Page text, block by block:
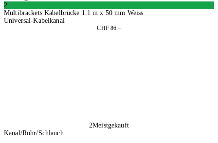
2
Multibrackets Kabelbrücke 1.1 m x 50 mm Weiss
Universal-Kabelkanal
CHF 86.–
2Meistgekauft
Kanal/Rohr/Schlauch